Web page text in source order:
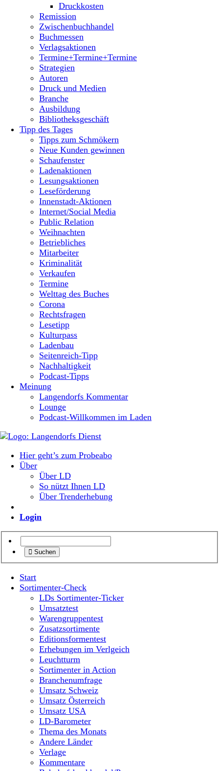
Druckkosten
Remission
Zwischenbuchhandel
Buchmessen
Verlagsaktionen
Termine+Termine+Termine
Strategien
Autoren
Druck und Medien
Branche
Ausbildung
Bibliotheksgeschäft
Tipp des Tages
Tipps zum Schmökern
Neue Kunden gewinnen
Schaufenster
Ladenaktionen
Lesungsaktionen
Leseförderung
Innenstadt-Aktionen
Internet/Social Media
Public Relation
Weihnachten
Betriebliches
Mitarbeiter
Kriminalität
Verkaufen
Termine
Welttag des Buches
Corona
Rechtsfragen
Lesetipp
Kulturpass
Ladenbau
Seitenreich-Tipp
Nachhaltigkeit
Podcast-Tipps
Meinung
Langendorfs Kommentar
Lounge
Podcast-Willkommen im Laden
Hier geht’s zum Probeabo
Über
Über LD
So nützt Ihnen LD
Über Trenderhebung
Login
Suchen
Start
Sortimenter-Check
LDs Sortimenter-Ticker
Umsatztest
Warengruppentest
Zusatzsortimente
Editionsformentest
Erhebungen im Verlgeich
Leuchtturm
Sortimenter in Action
Branchenumfrage
Umsatz Schweiz
Umsatz Österreich
Umsatz USA
LD-Barometer
Thema des Monats
Andere Länder
Verlage
Kommentare